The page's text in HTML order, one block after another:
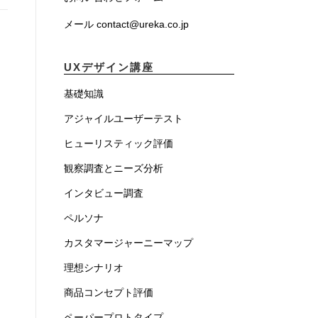
メール contact@ureka.co.jp
UXデザイン講座
基礎知識
アジャイルユーザーテスト
ヒューリスティック評価
観察調査とニーズ分析
インタビュー調査
ペルソナ
カスタマージャーニーマップ
理想シナリオ
商品コンセプト評価